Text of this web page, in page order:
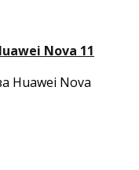
Nova 11
Huawei Nova